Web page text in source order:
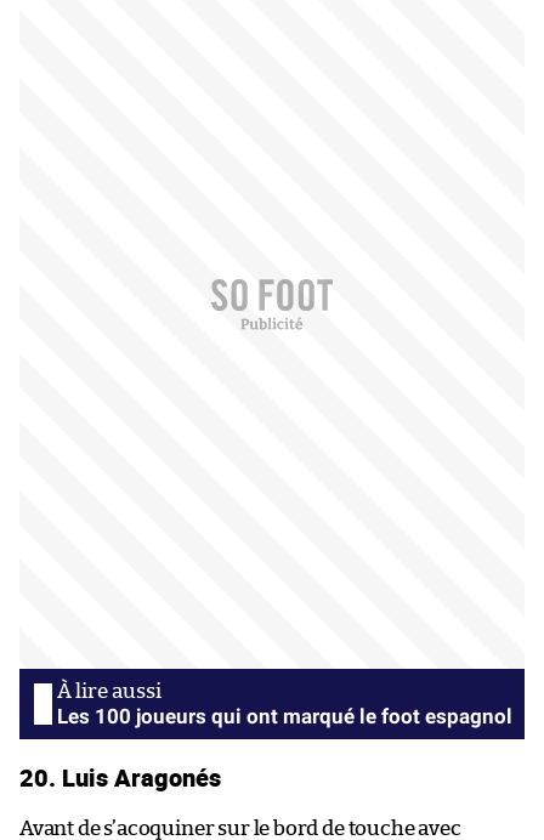
Les 100 joueurs qui ont marqué le foot espagnol
20. Luis Aragonés
Avant de s’acoquiner sur le bord de touche avec